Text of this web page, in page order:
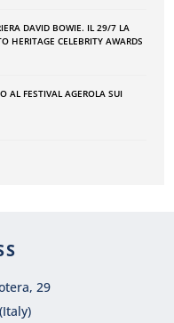
DAVID BOWIE. IL 29/7 LA
HERITAGE CELEBRITY AWARDS
AL FESTIVAL AGEROLA SUI
29